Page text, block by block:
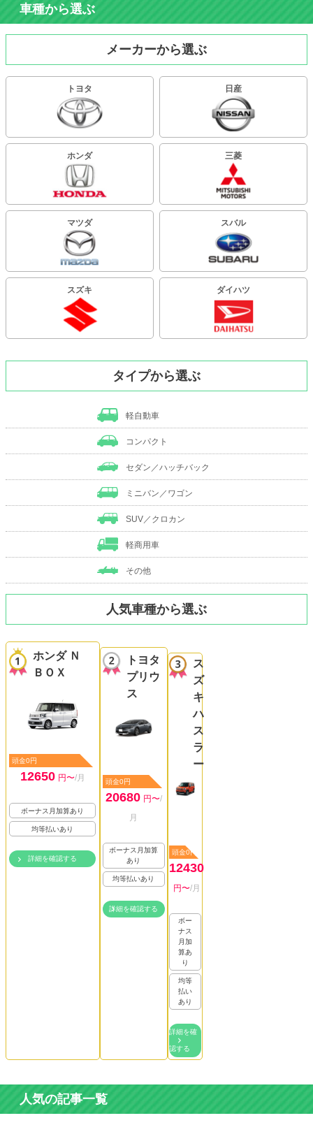
車種から選ぶ
メーカーから選ぶ
トヨタ 日産
ホンダ 三菱
マツダ スバル
スズキ ダイハツ
タイプから選ぶ
軽自動車
コンパクト
セダン／ハッチバック
ミニバン／ワゴン
SUV／クロカン
軽商用車
その他
人気車種から選ぶ
ホンダ Ｎ
ＢＯＸ
頭金0円
12650 円〜/月
ボーナス月加算あり
均等払いあり
詳細を確認する
トヨタ
プリウ
ス
頭金0円
20680 円〜/
月
ボーナス月加算
あり
均等払いあり
詳細を確認する
ス
ズ
キ
ハ
ス
ラ
ー
頭金0円
12430
円〜/月
ボー
ナス
月加
算あ
り
均等
払い
あり
詳細を確
認する
人気の記事一覧